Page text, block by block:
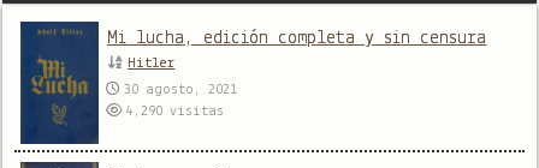
Mi lucha, edición completa y sin censura
Hitler
30 agosto, 2021
4,290visitas